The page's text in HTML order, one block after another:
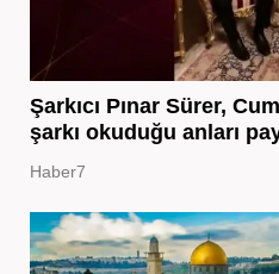
Şarkıcı Pınar Sürer,
şarkı okuduğu anları
Haber7